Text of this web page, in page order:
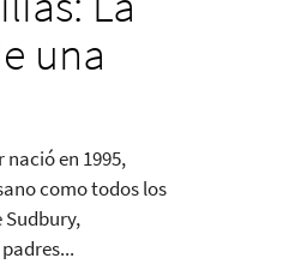
una
nació en 1995,
como todos los
Sudbury,